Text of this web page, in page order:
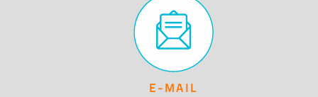
E-MAIL